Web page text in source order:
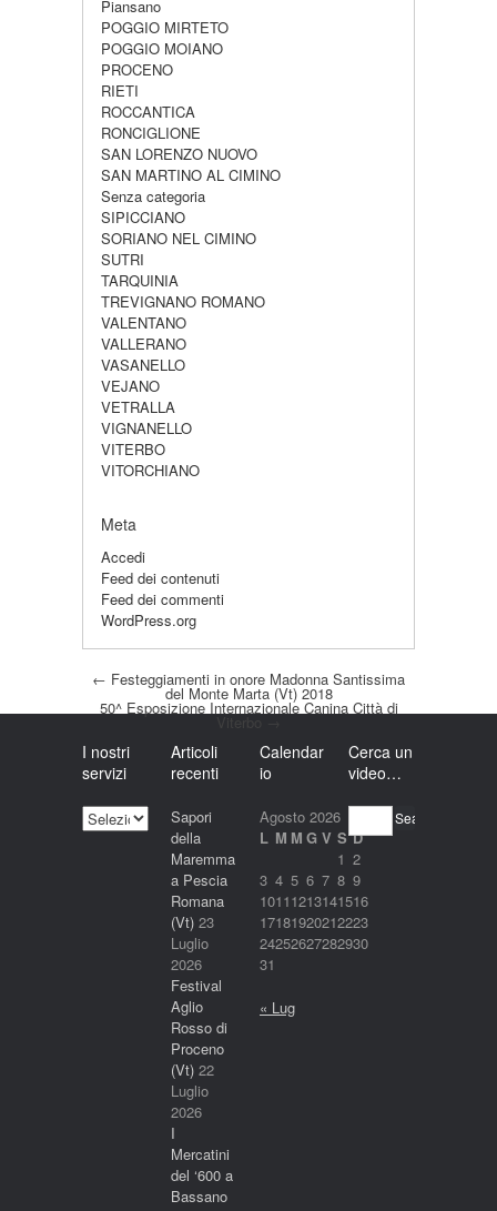
Piansano
POGGIO MIRTETO
POGGIO MOIANO
PROCENO
RIETI
ROCCANTICA
RONCIGLIONE
SAN LORENZO NUOVO
SAN MARTINO AL CIMINO
Senza categoria
SIPICCIANO
SORIANO NEL CIMINO
SUTRI
TARQUINIA
TREVIGNANO ROMANO
VALENTANO
VALLERANO
VASANELLO
VEJANO
VETRALLA
VIGNANELLO
VITERBO
VITORCHIANO
Meta
Accedi
Feed dei contenuti
Feed dei commenti
WordPress.org
Post navigation
← Festeggiamenti in onore Madonna Santissima
del Monte Marta (Vt) 2018
50^ Esposizione Internazionale Canina Città di
I nostri
servizi
nostri
Articoli
recenti
Sapori
della
Maremma
a Pescia
Romana
(Vt) 23
Luglio
2026
Festival
Aglio
Rosso di
Proceno
(Vt) 22
Luglio
2026
I
Mercatini
del ‘600 a
Bassano
Calendar
io
Agosto 2026
L M M G V S D
1 2
3 4 5 6 7 8 9
10111213141516
17181920212223
24252627282930
31
« Lug
Cerca un
video…